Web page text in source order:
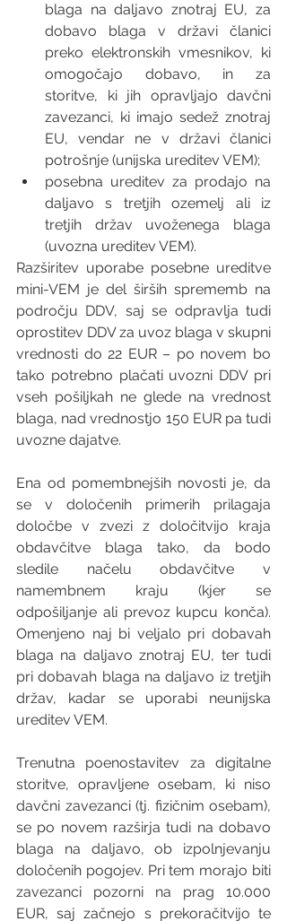
blaga na daljavo znotraj EU, za
dobavo blaga v državi članici
preko elektronskih vmesnikov, ki
omogočajo dobavo, in za
storitve, ki jih opravljajo davčni
zavezanci, ki imajo sedež znotraj
EU, vendar ne v državi članici
potrošnje (unijska ureditev VEM);
posebna ureditev za prodajo na
daljavo s tretjih ozemelj ali iz
tretjih držav uvoženega blaga
(uvozna ureditev VEM).
Razširitev uporabe posebne ureditve
mini-VEM je del širših sprememb na
področju DDV, saj se odpravlja tudi
oprostitev DDV za uvoz blaga v skupni
vrednosti do 22 EUR – po novem bo
tako potrebno plačati uvozni DDV pri
vseh pošiljkah ne glede na vrednost
blaga, nad vrednostjo 150 EUR pa tudi
uvozne dajatve.
Ena od pomembnejših novosti je, da
se v določenih primerih prilagaja
določbe v zvezi z določitvijo kraja
obdavčitve blaga tako, da bodo
sledile načelu obdavčitve v
namembnem kraju (kjer se
odpošiljanje ali prevoz kupcu konča).
Omenjeno naj bi veljalo pri dobavah
blaga na daljavo znotraj EU, ter tudi
pri dobavah blaga na daljavo iz tretjih
držav, kadar se uporabi neunijska
ureditev VEM.
Trenutna poenostavitev za digitalne
storitve, opravljene osebam, ki niso
davčni zavezanci (tj. fizičnim osebam),
se po novem razširja tudi na dobavo
blaga na daljavo, ob izpolnjevanju
določenih pogojev. Pri tem morajo biti
zavezanci pozorni na prag 10.000
EUR, saj začnejo s prekoračitvijo te